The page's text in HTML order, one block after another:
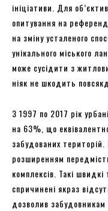
ініціативи. Для
опитування на
на зміну усталеного
унікального міського
може сусідити з
ніяк не шкодить
З 1997 по 2017 рік
на 63%, що
забудованих
розширенням
комплексів. Такі
спричинені якраз
дозволив